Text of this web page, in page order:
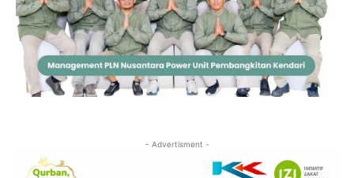
- Advertisment -